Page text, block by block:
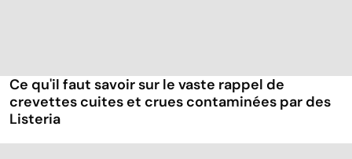
Ce qu'il faut savoir sur le vaste rappel de
crevettes cuites et crues contaminées par des
Listeria